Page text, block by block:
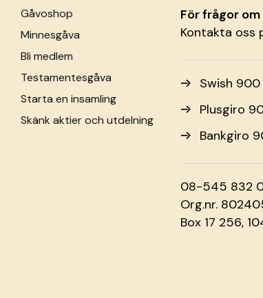
Gåvoshop
Minnesgåva
Bli medlem
Testamentesgåva
Starta en insamling
Skänk aktier och utdelning
För frågor
Kontakta oss
Swish
Plusgiro
Bankgiro
08-545 832
Org.nr.
Box 17 256,